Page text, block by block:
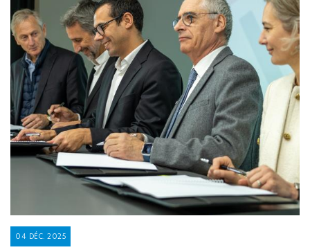
04 DÉC. 2025